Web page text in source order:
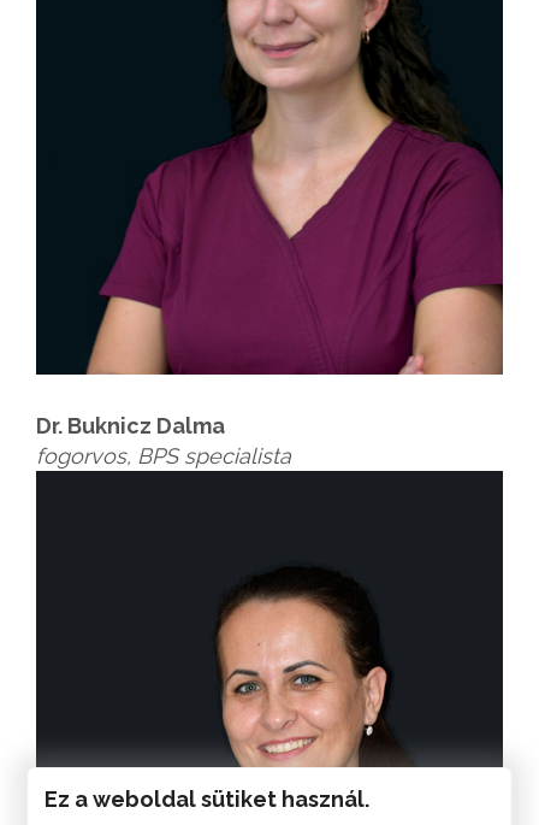
Ez a weboldal sütiket használ.
Dr. Buknicz Dalma
fogorvos, BPS specialista